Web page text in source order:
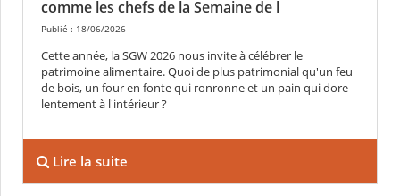
comme les chefs de la Semaine de l
Publié : 18/06/2026
Cette année, la SGW 2026 nous invite à célébrer le
patrimoine alimentaire. Quoi de plus patrimonial qu'un feu
de bois, un four en fonte qui ronronne et un pain qui dore
lentement à l'intérieur ?
Lire la suite